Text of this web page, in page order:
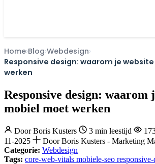
Home Blog Webdesign
Responsive design: waarom je
werken
Responsive design: waarom
mobiel moet werken
DoorBoris Kusters 3 min leestijd
11-2025
Door Boris Kusters - Marketing
Categorie: Webdesign
Tags: core-web-vitals mobiele-seo responsive-